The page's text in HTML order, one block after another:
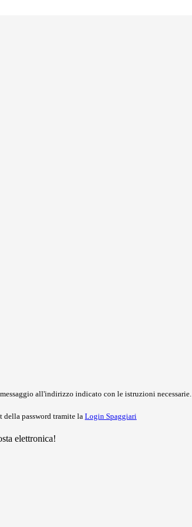
all'indirizzo indicato con le istruzioni necessarie.
della password tramite la Login Spaggiari
elettronica!